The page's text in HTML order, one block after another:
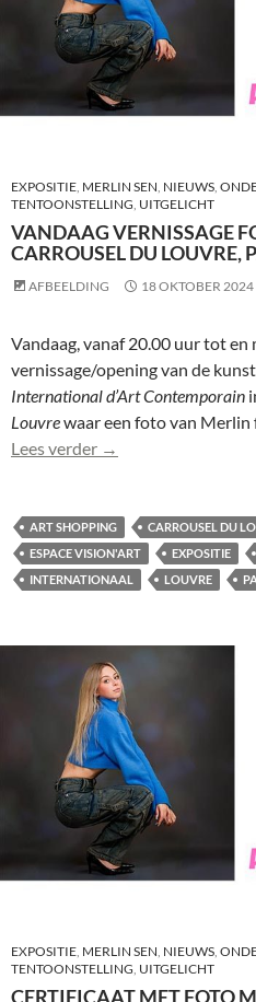
EXPOSITIE, MERLIN SEN, NIEUWS,
TENTOONSTELLING, UITGELICHT
VANDAAG VERNISSAGE
CARROUSEL DU LOUVRE,
AFBEELDING 18 OKTOBER 2024
Vandaag, vanaf 20.00 uur tot en
vernissage/opening van de
International d’ArtContemporain
Louvrewaar een foto van Merlin
Lees verder Vandaag
→
ART SHOPPING CARROUSEL DU
ESPACE VISION'ART
EXPOSITIE
INTERNATIONAAL
LOUVRE
EXPOSITIE, MERLIN SEN, NIEUWS,
TENTOONSTELLING, UITGELICHT
CERTIFICAAT MET FOTO